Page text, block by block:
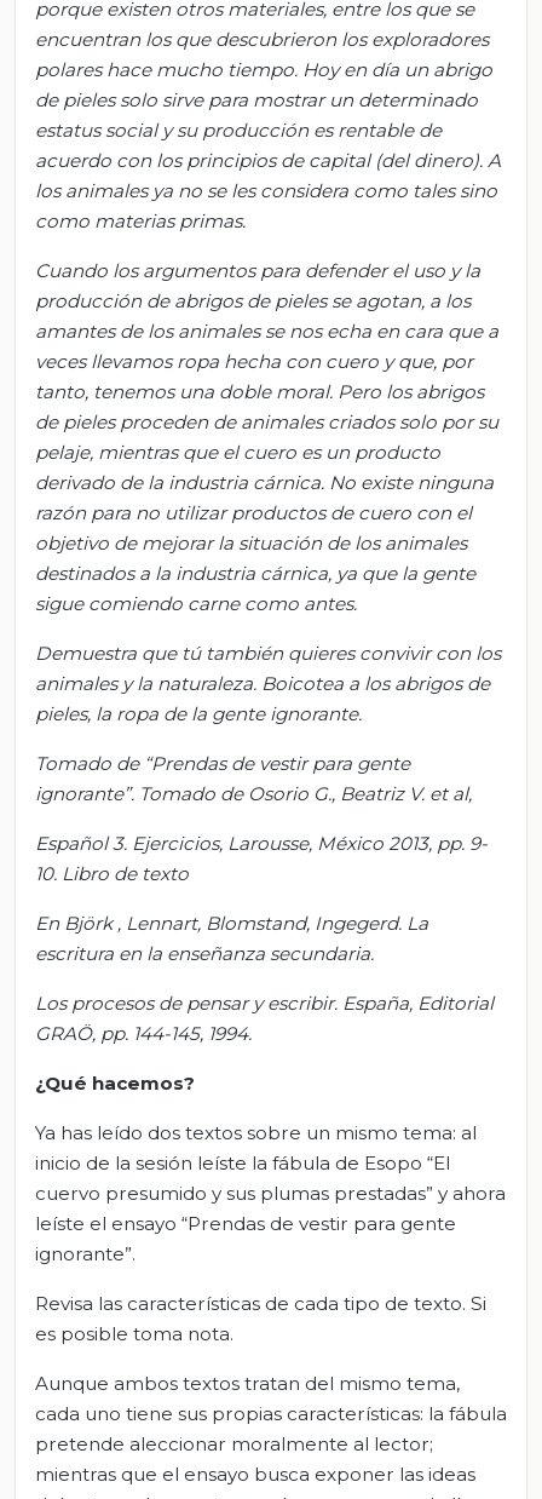
porque existen otros materiales, entre los que se
encuentran los que descubrieron los exploradores
polares hace mucho tiempo. Hoy en día un abrigo
de pieles solo sirve para mostrar un determinado
estatus social y su producción es rentable de
acuerdo con los principios de capital (del dinero). A
los animales ya no se les considera como tales sino
como materias primas.
Cuando los argumentos para defender el uso y la
producción de abrigos de pieles se agotan, a los
amantes de los animales se nos echa en cara que a
veces llevamos ropa hecha con cuero y que, por
tanto, tenemos una doble moral. Pero los abrigos
de pieles proceden de animales criados solo por su
pelaje, mientras que el cuero es un producto
derivado de la industria cárnica. No existe ninguna
razón para no utilizar productos de cuero con el
objetivo de mejorar la situación de los animales
destinados a la industria cárnica, ya que la gente
sigue comiendo carne como antes.
Demuestra que tú también quieres convivir con los
animales y la naturaleza. Boicotea a los abrigos de
pieles, la ropa de la gente ignorante.
Tomado de “Prendas de vestir para gente
ignorante”. Tomado de Osorio G., Beatriz V. et al,
Español 3. Ejercicios, Larousse, México 2013, pp. 9-
10. Libro de texto
En Björk, Lennart, Blomstand, Ingegerd. La
escritura en la enseñanza secundaria.
Los procesos de pensar y escribir. España, Editorial
GRAÖ, pp. 144-145, 1994.
¿Qué hacemos?
Ya has leído dos textos sobre un mismo tema: al
inicio de la sesión leíste la fábula de Esopo “El
cuervo presumido y sus plumas prestadas” y ahora
leíste el ensayo “Prendas de vestir para gente
ignorante”.
Revisa las características de cada tipo de texto. Si
es posible toma nota.
Aunque ambos textos tratan del mismo tema,
cada uno tiene sus propias características: la fábula
pretende aleccionar moralmente al lector;
mientras que el ensayo busca exponer las ideas